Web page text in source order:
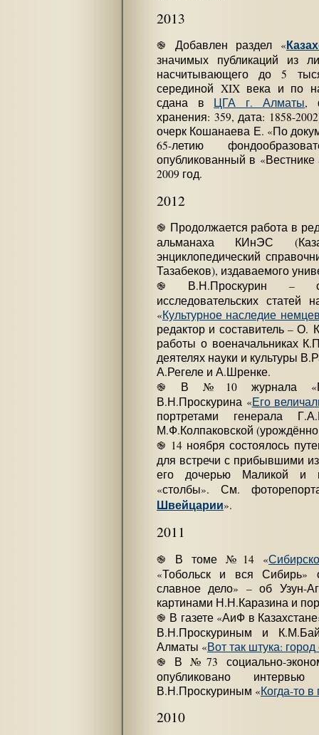
2013
֎ Добавлен раздел «
значимых публикаций из
насчитывающего до 5
серединой XIX века и по
сдана в ЦГА г. Алматы,
хранения: 359, дата: 1858-
очерк Кошанаева Е. «По
65-летию
опубликованный в
2009 год.
2012
֎ Продолжается работа в
альманаха КИнЭС
энциклопедический
Тазабеков), издаваемого
֎ В.Н.Проскурин –
исследовательских
«Культурное наследие
редактор и составитель – О.
работы о военачальниках
деятелях науки и культуры
А.Регеле и А.Шренке.
֎ В №10 журнала
В.Н.Проскурина «Его
портретами генерала
М.Ф.Колпаковской
֎ 14 ноября состоялось
для встречи с прибывшими
его дочерью Маликой и
«столбы». См.
Швейцарии».
2011
֎ В томе №14 «
«Тобольск и вся Сибирь»
славное дело» – об Узун-
картинами Н.Н.Каразина и
֎ В газете «АиФ в
В.Н.Проскуриным и
Алматы «Вот так штука:
֎ В №73 социально-
опубликовано
В.Н.Проскуриным «Когда-то
2010